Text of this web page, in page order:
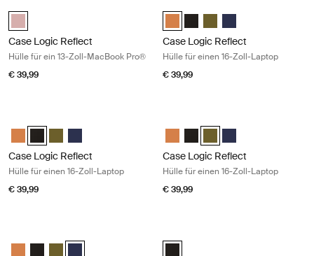
Case Logic Reflect 13" MacBook Pro® Sleeve Zephyr Pink/
Case Logic Reflect
Hülle für ein 13-Zoll-MacBook Pro®
€ 39,99
Case Logic Reflect 16" Laptop
Case Logic Reflect 16"
Case Logic Reflect 16"
Case Logic Reflect
Case Logic Reflect
Hülle für einen 16-Zoll-Laptop
€ 39,99
Case Logic Reflect 16" Laptop Sleeve Luscious Orange
Case Logic Reflect 16" Laptop Sleeve Schwarz (selected)
Case Logic Reflect 16" Laptop Sleeve Capulet Olive/Green
Case Logic Reflect 16" Laptop Sleeve Dark Blue
Case Logic Reflect
Hülle für einen 16-Zoll-Laptop
€ 39,99
Case Logic Reflect 16" Laptop
Case Logic Reflect 16"
Case Logic Reflect 16"
Case Logic Reflect
Case Logic Reflect
Hülle für einen 16-Zoll-Laptop
€ 39,99
Case Logic Reflect 16" Laptop Sleeve Luscious Orange
Case Logic Reflect 16" Laptop Sleeve Schwarz
Case Logic Reflect 16" Laptop Sleeve Capulet Olive/Green
Case Logic Reflect 16" Laptop Sleeve Dark Blue
Case Logic Quantic 12"